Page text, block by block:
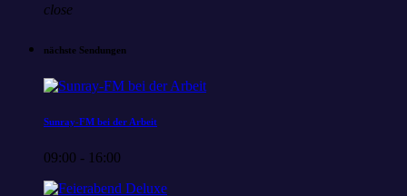
close
nächste Sendungen
Sunray-FM bei der Arbeit
09:00 - 16:00